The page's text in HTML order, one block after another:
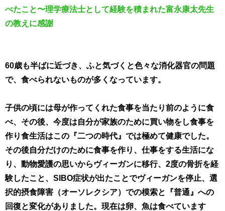
べたこと〜理学療法士として経験を積まれた富永康太先生
の教えに感謝
60歳も半ばに近づき、ふと気づくと色々な消化器官の問題
で、食べられないものが多くなっています。
子供の頃には母が作ってくれた食事を当たり前のように食
べ、その後、今度は自分が家族のために買い物をし食事を
作り食生活はこの『二つの時代』では極めて健康でした。
その後自分だけのために食事を作り、仕事をする生活にな
り、動物愛護の思いからヴィーガンに移行、2度の骨折を経
験したこと、SIBO症状が出たことでヴィーガンを停止、選
択的摂食障害（オーソレクシア）での模索と『普通』への
回復と変化がありました。現在は卵、魚は食べています